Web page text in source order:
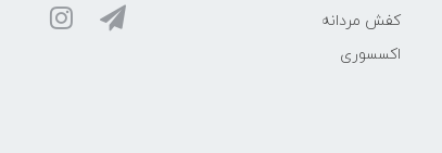
کفش مردانه
اکسسوری